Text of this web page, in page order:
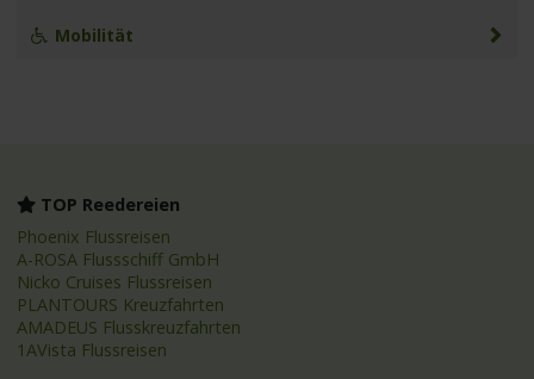
Mobilität
TOP Reedereien
Phoenix Flussreisen
A-ROSA Flussschiff GmbH
Nicko Cruises Flussreisen
PLANTOURS Kreuzfahrten
AMADEUS Flusskreuzfahrten
1AVista Flussreisen